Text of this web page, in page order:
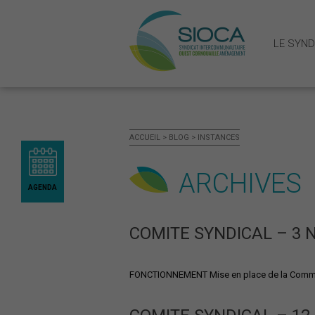
LE
Présentation du SIOCA: territoire
Publications administratives
AGENDA
ACCUEIL> BLOG > INSTANCES
ARCHIVES
COMITE SYNDICAL – 3
FONCTIONNEMENT Mise en place de la